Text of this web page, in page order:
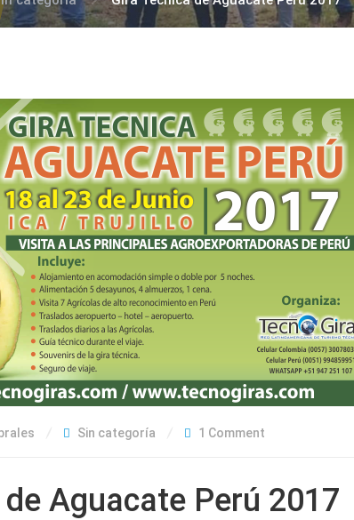
Sin categoría 1 Comment
Aguacate Perú 2017